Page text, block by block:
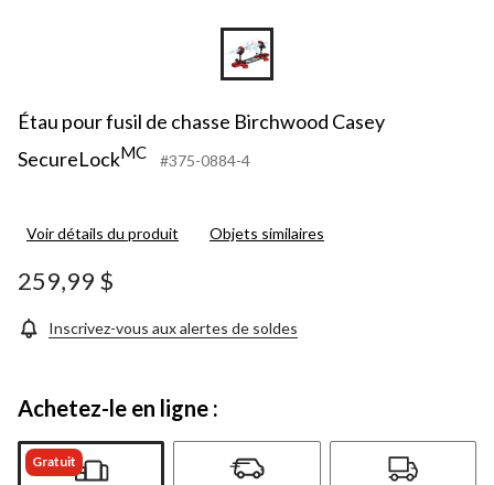
Étau pour fusil de chasse Birchwood Casey
SecureLockMC #375-0884-4
Voir détails du produit Objets similaires
259,99 $
Inscrivez-vous aux alertes de soldes
Achetez-le en ligne :
Gratuit